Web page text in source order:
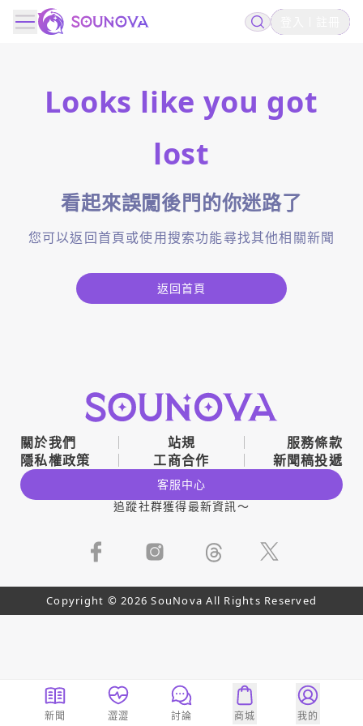
Looks like you got
lost
看起來誤闖後門的你迷路了
您可以返回首頁或使用搜索功能尋找其他相關新聞
返回首頁
關於我們 站規
服務條款
隱私權政策
工商合作 新聞稿投遞
客服中心
追蹤社群獲得最新資訊～
Copyright © 2026 SouNova All Rights Reserved
新聞 澀澀 討論 商城 我的